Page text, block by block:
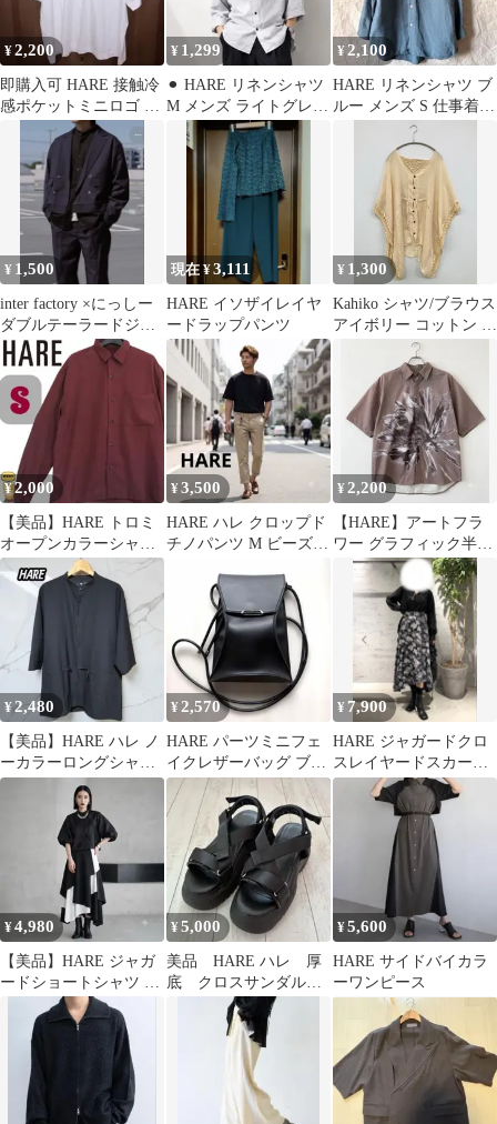
¥2,200
即購入可 HARE 接触冷
感ポケットミニロゴ T
シャツ ホワイト
¥ 1,299
⚫︎ HARE リネンシャツ
M メンズ ライトグレー
七分袖 春 秋 リネン混
¥2,100
HARE リネンシャツ ブ
ルー メンズ S 仕事着
オフィスカジュアル 麻
¥ 1,500
inter factory ×にっしー
ダブルテーラードジャ
ケット
現在 ¥3,111
HARE イソザイレイヤ
ードラップパンツ
¥ 1,300
Kahiko シャツ/ブラウス
アイボリー コットン 無
地 レース レディース
¥2,000
【美品】HARE トロミ
オープンカラーシャツ
長袖 ワインレッド S
¥3,500
HARE ハレ クロップド
チノパンツ M ビーズチ
¥2,200
【HARE】アートフラ
ワー グラフィック半袖
シャツ 比翼 ブラウン F
サイズ
¥2,480
【美品】HARE ハレ ノ
ーカラーロングシャツ
8分袖 ブラック メンズ
¥2,570
HARE パーツミニフェ
イクレザーバッグ ブラ
ック
¥ 7,900
HARE ジャガードクロ
スレイヤードスカート
ネイビー
¥4,980
【美品】HARE ジャガ
ードショートシャツ 黒
F ショート丈 モード系
個性的
¥5,000
美品 HARE ハレ 厚
底 クロスサンダル
プラットフォーム ブ
ラック 黒
¥5,600
HARE サイドバイカラ
ーワンピース